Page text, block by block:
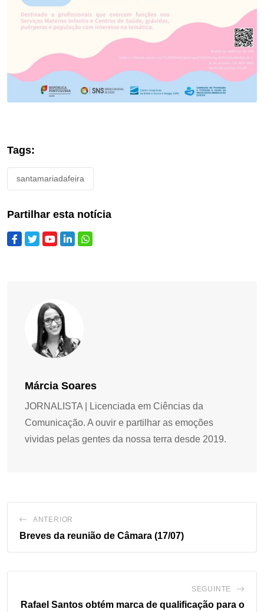
Tags:
santamariadafeira
Partilhar esta notícia
Márcia Soares
JORNALISTA | Licenciada em Ciências da
Comunicação. A ouvir e partilhar as emoções
vividas pelas gentes da nossa terra desde 2019.
ANTERIOR
Breves da reunião de Câmara (17/07)
SEGUINTE
Rafael Santos obtém marca de qualificação para o